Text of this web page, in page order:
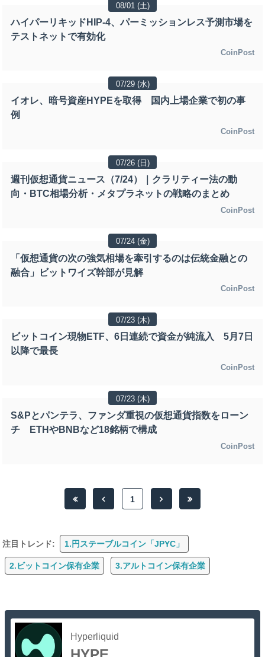
08/01 (土)
ハイパーリキッドHIP-4、パーミッションレス予測市場を
テストネットで有効化
CoinPost
07/29 (水)
イオレ、暗号資産HYPEを取得 国内上場企業で初の事
例
CoinPost
07/26 (日)
週刊仮想通貨ニュース（7/24）｜クラリティー法の動
向・BTC相場分析・メタプラネットの戦略のまとめ
CoinPost
07/24 (金)
「仮想通貨の次の強気相場を牽引するのは伝統金融との
融合」ビットワイズ幹部が見解
CoinPost
07/23 (木)
ビットコイン現物ETF、6日連続で資金が純流入 5月7日
以降で最長
CoinPost
07/23 (木)
S&Pとパンテラ、ファンダ重視の仮想通貨指数をローン
チ ETHやBNBなど18銘柄で構成
CoinPost
1
注目トレンド: 1.円ステーブルコイン「JPYC」
2.ビットコイン保有企業 3.アルトコイン保有企業
Hyperliquid